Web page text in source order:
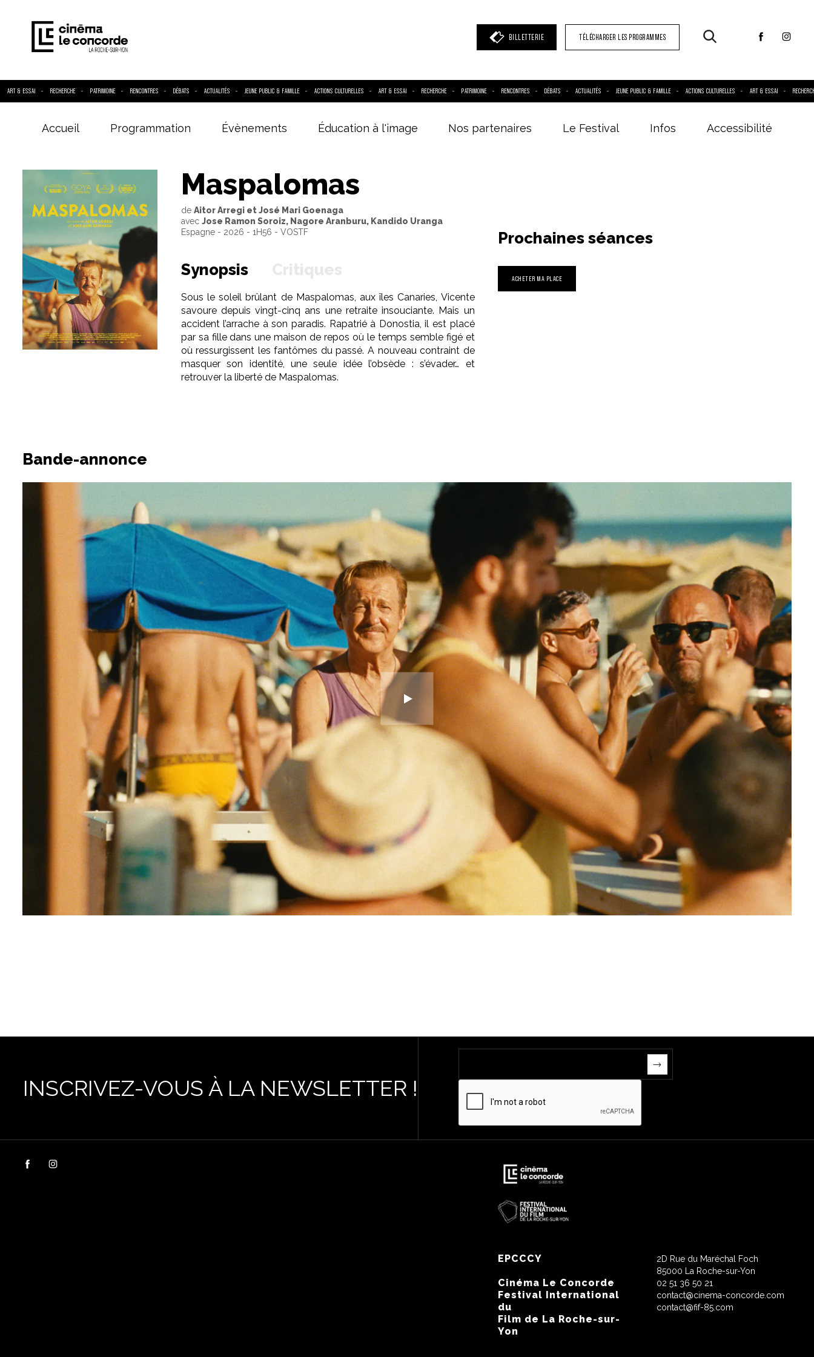
BILLETTERIE TÉLÉCHARGER LES PROGRAMMES
ART & ESSAI RECHERCHE PATRIMOINE RENCONTRES DÉBATS ACTUALITÉS JEUNE PUBLIC & FAMILLE ACTIONS CULTURELLES ART & ESSAI RECHERCHE PATRIMOINE RENCONTRES DÉBATS ACTUALITÉS JEUNE PUBLIC & FAMILLE ACTIONS CULTURELLES ART & ESSAI
Accueil Programmation Évènements Éducation à l'image Nos partenaires Le Festival Infos Accessibilité
Maspalomas
de Aitor Arregi et José Mari Goenaga
avec Jose Ramon Soroiz, Nagore Aranburu, Kandido Uranga
Espagne - 2026 - 1H56 - VOSTF
Synopsis
Sous le soleil brûlant de Maspalomas, aux îles Canaries, Vicente
savoure depuis vingt-cinq ans une retraite insouciante. Mais un
accident l’arrache à son paradis. Rapatrié à Donostia, il est placé
par sa fille dans une maison de repos où le temps semble figé et
où ressurgissent les fantômes du passé. A nouveau contraint de
masquer son identité, une seule idée l’obsède : s’évader… et
retrouver la liberté de Maspalomas.
Prochaines séances
ACHETER MA PLACE
Bande-annonce
INSCRIVEZ-VOUS À LA NEWSLETTER !
EPCCCY
Cinéma Le Concorde
Festival International
du
Film de La Roche-sur-
Yon
2D Rue du Maréchal Foch
85000 La Roche-sur-Yon
02 51 36 50 21
contact@cinema-concorde.com
contact@fif-85.com